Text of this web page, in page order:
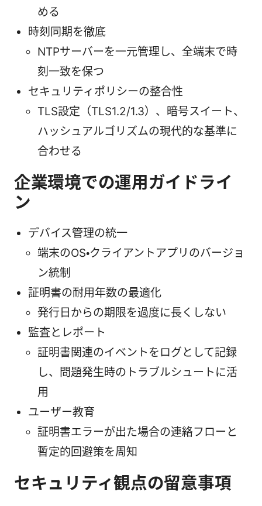
める
時刻同期を徹底
NTPサーバーを一元管理し、全端末で時
刻一致を保つ
セキュリティポリシーの整合性
TLS設定（TLS1.2/1.3）、暗号スイート、
ハッシュアルゴリズムの現代的な基準に
合わせる
企業環境での運用ガイドライ
ン
デバイス管理の統一
端末のOS・クライアントアプリのバージョ
ン統制
証明書の耐用年数の最適化
発行日からの期限を過度に長くしない
監査とレポート
証明書関連のイベントをログとして記録
し、問題発生時のトラブルシュートに活
用
ユーザー教育
証明書エラーが出た場合の連絡フローと
暫定的回避策を周知
セキュリティ観点の留意事項